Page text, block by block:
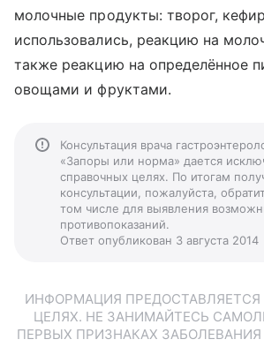
молочные продукты: творог,
использовались, реакцию на
также реакцию на определённое
овощами и фруктами.
Консультация врача
«Запоры или норма» дается
справочных целях. По итогам
консультации, пожалуйста,
том числе для выявления
противопоказаний.
Ответ опубликован 3 августа 2014
ИНФОРМАЦИЯ
ЦЕЛЯХ. НЕ ЗАНИМАЙТЕСЬ
ПЕРВЫХ ПРИЗНАКАХ